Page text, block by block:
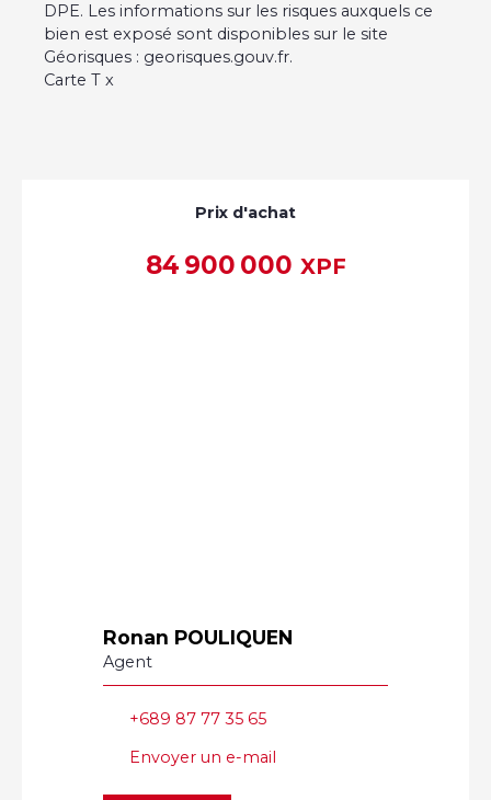
DPE. Les informations sur les risques auxquels ce
bien est exposé sont disponibles sur le site
Géorisques : georisques.gouv.fr.
Carte T x
Prix d'achat
84 900 000 XPF
Ronan POULIQUEN
Agent
+689 87 77 35 65
Envoyer un e-mail